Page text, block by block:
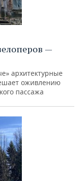
—
архитектурные
оживлению
пассажа